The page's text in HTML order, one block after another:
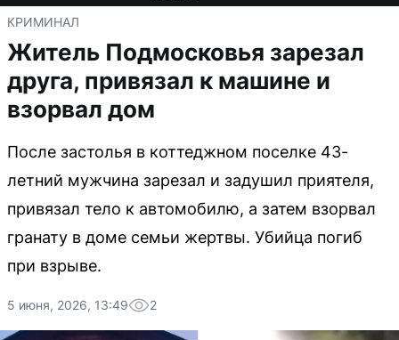
КРИМИНАЛ
Житель Подмосковья зарезал
друга, привязал к машине и
взорвал дом
После застолья в коттеджном поселке 43-
летний мужчина зарезал и задушил приятеля,
привязал тело к автомобилю, а затем взорвал
гранату в доме семьи жертвы. Убийца погиб
при взрыве.
5 июня, 2026, 13:49 2